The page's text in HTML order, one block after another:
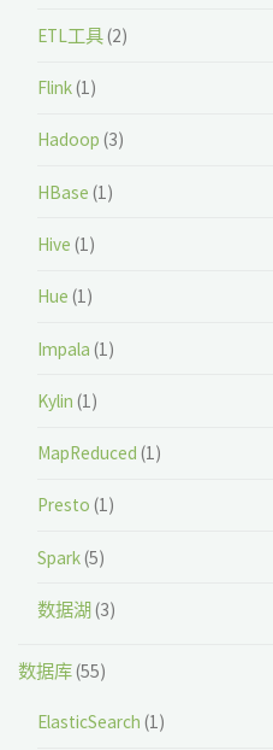
ETL工具(2)
Flink(1)
Hadoop (3)
HBase (1)
Hive (1)
Hue (1)
Impala (1)
Kylin (1)
MapReduced (1)
Presto (1)
Spark(5)
数据湖(3)
数据库(55)
ElasticSearch (1)